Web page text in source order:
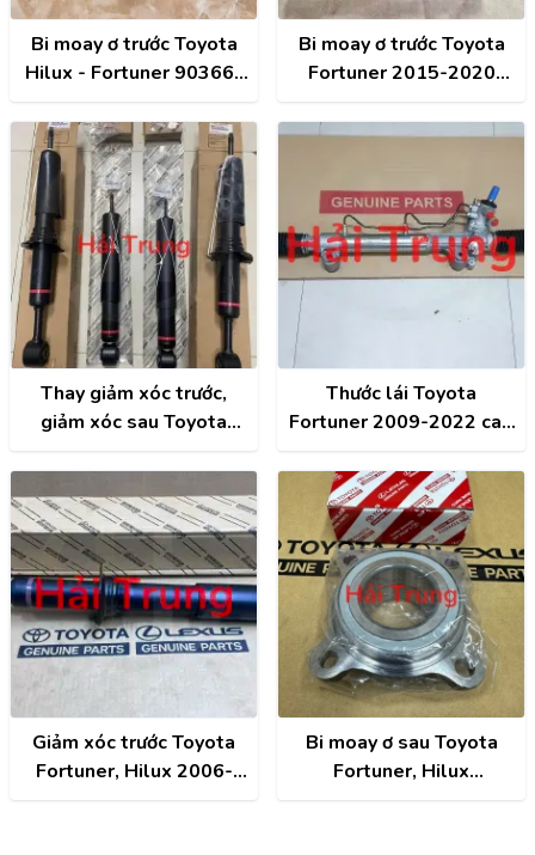
Bi moay ơ trước Toyota
Hilux - Fortuner 90366-
Bi moay ơ trước Toyota
Fortuner 2015-2020
Thay giảm xóc trước,
giảm xóc sau Toyota
chính hãng
Thước lái Toyota
Fortuner 2009-2022 cao
Giảm xóc trước Toyota
Fortuner, Hilux 2006-
Bi moay ơ sau Toyota
Fortuner, Hilux